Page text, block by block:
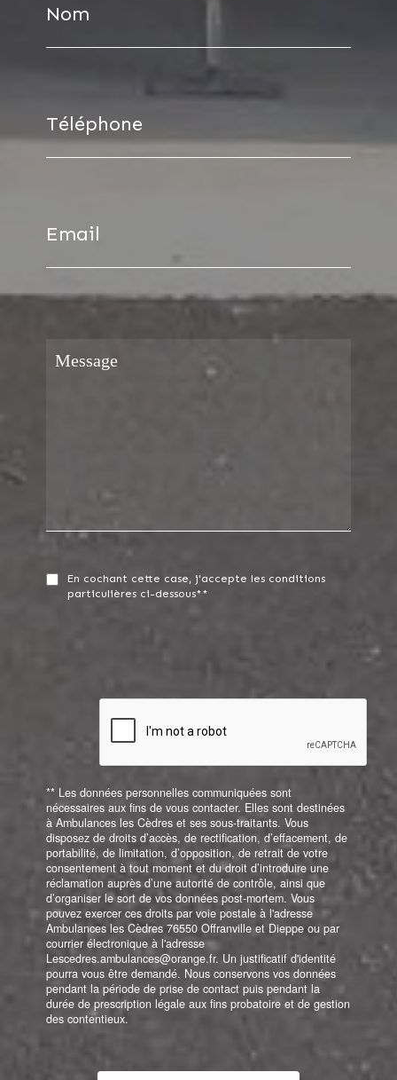
Nom
Téléphone
Email
En cochant cette case, j'accepte les conditions
particulières ci-dessous**
** Les données personnelles communiquées sont
nécessaires aux fins de vous contacter. Elles sont destinées
à Ambulances les Cèdres et ses sous-traitants. Vous
disposez de droits d’accès, de rectification, d’effacement, de
portabilité, de limitation, d’opposition, de retrait de votre
consentement à tout moment et du droit d’introduire une
réclamation auprès d’une autorité de contrôle, ainsi que
d’organiser le sort de vos données post-mortem. Vous
pouvez exercer ces droits par voie postale à l'adresse
Ambulances les Cèdres 76550 Offranville et Dieppe ou par
courrier électronique à l'adresse
Lescedres.ambulances@orange.fr. Un justificatif d'identité
pourra vous être demandé. Nous conservons vos données
pendant la période de prise de contact puis pendant la
durée de prescription légale aux fins probatoire et de gestion
des contentieux.